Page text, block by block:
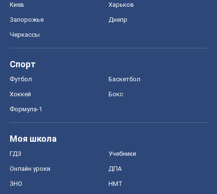
Киев Харьков
Запорожье Днепр
Черкассы
Спорт
Футбол Баскетбол
Хоккей Бокс
Формула-1
Моя школа
ГДЗ Учебники
Онлайн уроки ДПА
ЗНО НМТ